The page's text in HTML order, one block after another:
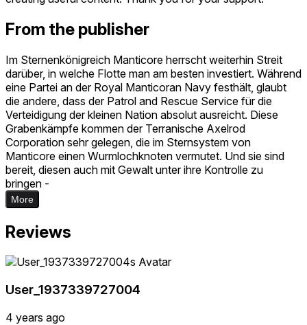
From the publisher
Im Sternenkönigreich Manticore herrscht weiterhin Streit
darüber, in welche Flotte man am besten investiert. Während
eine Partei an der Royal Manticoran Navy festhält, glaubt
die andere, dass der Patrol and Rescue Service für die
Verteidigung der kleinen Nation absolut ausreicht. Diese
Grabenkämpfe kommen der Terranische Axelrod
Corporation sehr gelegen, die im Sternsystem von
Manticore einen Wurmlochknoten vermutet. Und sie sind
bereit, diesen auch mit Gewalt unter ihre Kontrolle zu
bringen -
More
Reviews
User_1937339727004
4 years ago